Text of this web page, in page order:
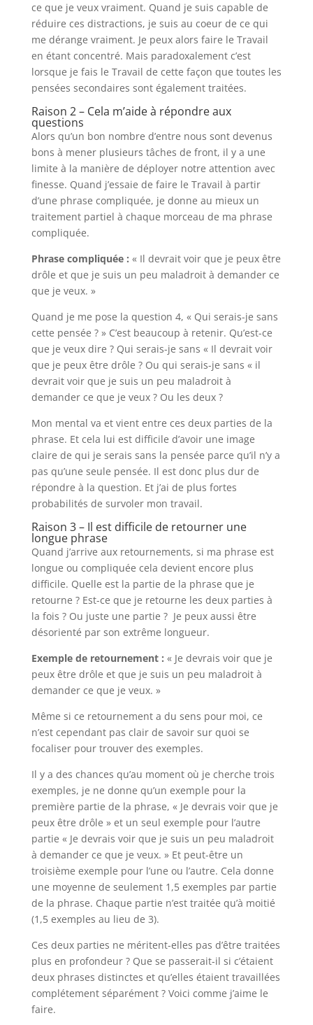
ce que je veux vraiment. Quand je suis capable de
réduire ces distractions, je suis au coeur de ce qui
me dérange vraiment. Je peux alors faire le Travail
en étant concentré. Mais paradoxalement c’est
lorsque je fais le Travail de cette façon que toutes les
pensées secondaires sont également traitées.
Raison 2 – Cela m’aide à répondre aux
questions
Alors qu’un bon nombre d’entre nous sont devenus
bons à mener plusieurs tâches de front, il y a une
limite à la manière de déployer notre attention avec
finesse. Quand j’essaie de faire le Travail à partir
d’une phrase compliquée, je donne au mieux un
traitement partiel à chaque morceau de ma phrase
compliquée.
Phrase compliquée : « Il devrait voir que je peux être
drôle et que je suis un peu maladroit à demander ce
que je veux. »
Quand je me pose la question 4, « Qui serais-je sans
cette pensée ? » C’est beaucoup à retenir. Qu’est-ce
que je veux dire ? Qui serais-je sans « Il devrait voir
que je peux être drôle ? Ou qui serais-je sans « il
devrait voir que je suis un peu maladroit à
demander ce que je veux ? Ou les deux ?
Mon mental va et vient entre ces deux parties de la
phrase. Et cela lui est difficile d’avoir une image
claire de qui je serais sans la pensée parce qu’il n’y a
pas qu’une seule pensée. Il est donc plus dur de
répondre à la question. Et j’ai de plus fortes
probabilités de survoler mon travail.
Raison 3 – Il est difficile de retourner une
longue phrase
Quand j’arrive aux retournements, si ma phrase est
longue ou compliquée cela devient encore plus
difficile. Quelle est la partie de la phrase que je
retourne ? Est-ce que je retourne les deux parties à
la fois ? Ou juste une partie ? Je peux aussi être
désorienté par son extrême longueur.
Exemple de retournement : « Je devrais voir que je
peux être drôle et que je suis un peu maladroit à
demander ce que je veux. »
Même si ce retournement a du sens pour moi, ce
n’est cependant pas clair de savoir sur quoi se
focaliser pour trouver des exemples.
Il y a des chances qu’au moment où je cherche trois
exemples, je ne donne qu’un exemple pour la
première partie de la phrase, « Je devrais voir que je
peux être drôle » et un seul exemple pour l’autre
partie « Je devrais voir que je suis un peu maladroit
à demander ce que je veux. » Et peut-être un
troisième exemple pour l’une ou l’autre. Cela donne
une moyenne de seulement 1,5 exemples par partie
de la phrase. Chaque partie n’est traitée qu’à moitié
(1,5 exemples au lieu de 3).
Ces deux parties ne méritent-elles pas d’être traitées
plus en profondeur ? Que se passerait-il si c’étaient
deux phrases distinctes et qu’elles étaient travaillées
complétement séparément ? Voici comme j’aime le
faire.